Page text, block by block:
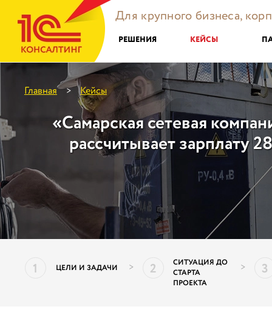
Для крупного бизнеса,
РЕШЕНИЯ КЕЙСЫ
Главная > Кейсы
«Самарская сетевая
рассчитывает зарплату
1 ЦЕЛИ И ЗАДАЧИ > 2
СИТУАЦИЯ ДО
СТАРТА
ПРОЕКТА
> 3